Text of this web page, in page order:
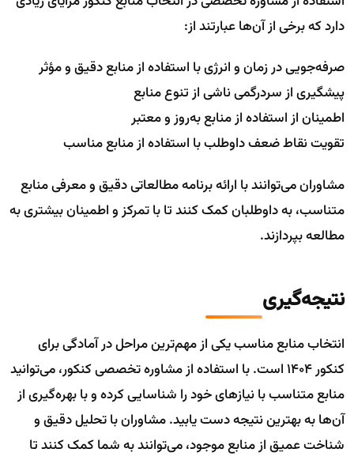
دارد که برخی از آن‌ها عبارتند از:
صرفه‌جویی در زمان و انرژی با استفاده از منابع دقیق و مؤثر
پیشگیری از سردرگمی ناشی از تنوع منابع
اطمینان از استفاده از منابع به‌روز و معتبر
تقویت نقاط ضعف داوطلب با استفاده از منابع مناسب
مشاوران می‌توانند با ارائه برنامه مطالعاتی دقیق و معرفی منابع
متناسب، به داوطلبان کمک کنند تا با تمرکز و اطمینان بیشتری به
مطالعه بپردازند.
نتیجه‌گیری
انتخاب منابع مناسب یکی از مهم‌ترین مراحل در آمادگی برای
کنکور ۱۴۰۴ است. با استفاده از مشاوره تخصصی کنکور، می‌توانید
منابع متناسب با نیازهای خود را شناسایی کرده و با بهره‌گیری از
آن‌ها به بهترین نتیجه دست یابید. مشاوران با تحلیل دقیق و
شناخت عمیق از منابع موجود، می‌توانند به شما کمک کنند تا